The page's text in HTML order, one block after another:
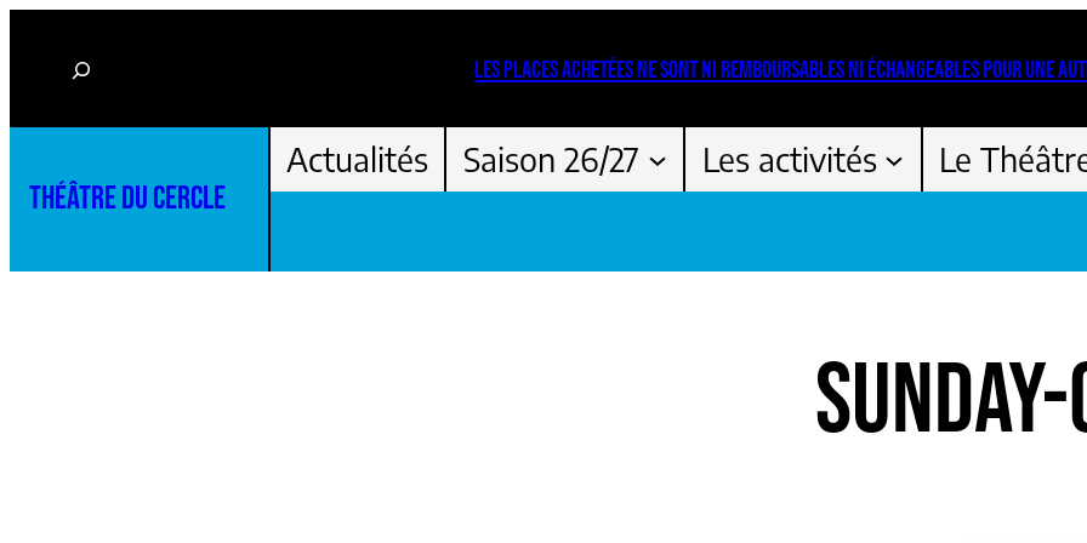
Rechercher LES PLACES ACHETÉES NE SONT NI REMBOURSABLES NI ÉCHANGEABLES POUR UNE
THÉÂTRE DU CERCLE
Actualités Saison 26/27 Les activités Le
SUNDAY-